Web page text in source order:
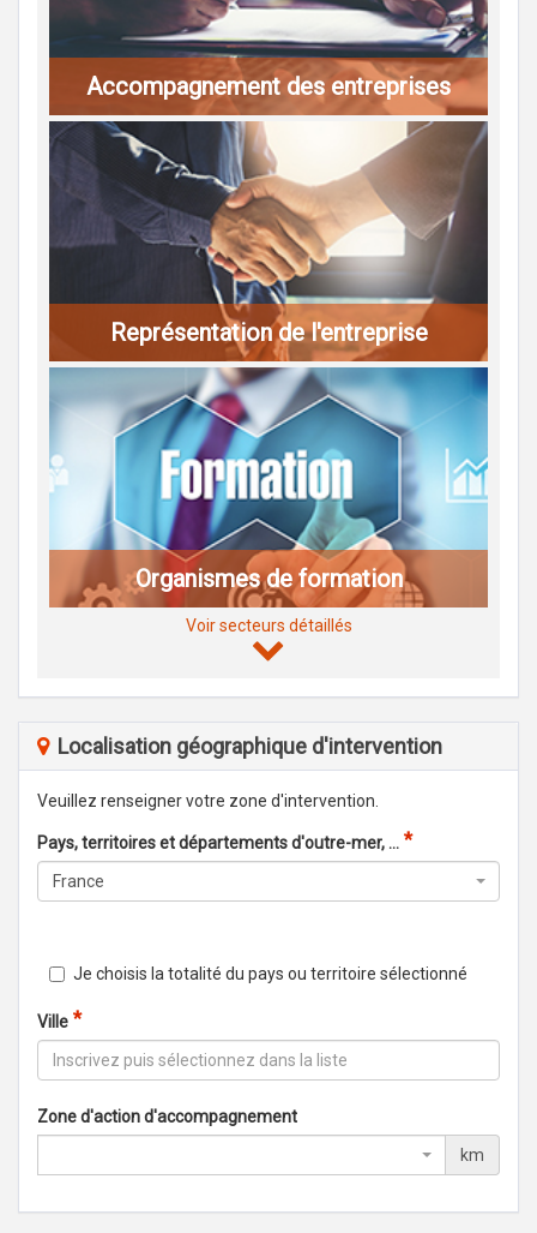
Accompagnement des entreprises
Représentation de l'entreprise
Organismes de formation
Voir secteurs détaillés
Localisation géographique d'intervention
Veuillez renseigner votre zone d'intervention.
Pays, territoires et départements d'outre-mer, ...
France
Je choisis la totalité du pays ou territoire sélectionné
Ville
Zone d'action d'accompagnement
km